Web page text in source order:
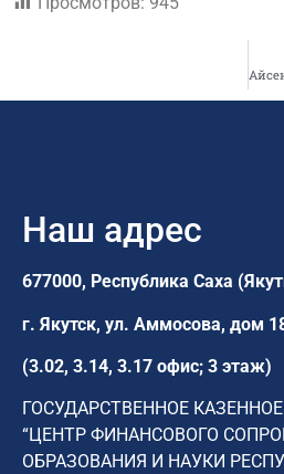
Наш адрес
677000, Республика Саха
г. Якутск, ул. Аммосова, дом
(3.02, 3.14, 3.17 офис; 3 этаж)
ГОСУДАРСТВЕННОЕ
“ЦЕНТР ФИНАНСОВОГО
ОБРАЗОВАНИЯ И НАУКИ